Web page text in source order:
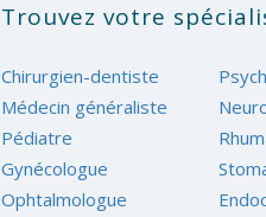
Trouvez votre
Chirurgien-dentiste
Médecin généraliste
Pédiatre
Gynécologue
Ophtalmologue